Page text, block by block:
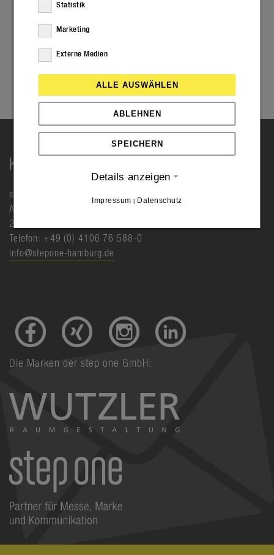
KONTAKT
step one GmbH
Albert-Einstein-Ring 6
25451 Quickborn
Telefon: +49 (0) 4106 76 588-0
info@stepone-hamburg.de
Die Marken der step one GmbH:
Statistik
Marketing
Externe Medien
ALLE AUSWÄHLEN
ABLEHNEN
SPEICHERN
Details anzeigen
Impressum Datenschutz